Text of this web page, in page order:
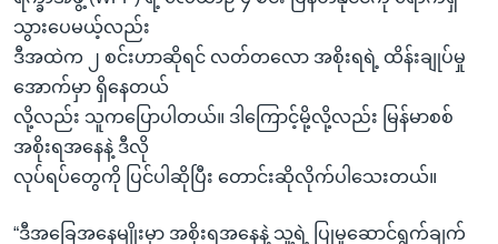
သွားပေမယ့်လည်း
ဒီအထဲက ၂ စင်းဟာဆိုရင် လတ်တလော အစိုးရရဲ့ ထိန်းချုပ်မှု
အောက်မှာ ရှိနေတယ်
လို့လည်း သူကပြောပါတယ်။ ဒါကြောင့်မို့လို့လည်း မြန်မာစစ်
အစိုးရအနေနဲ့ ဒီလို
လုပ်ရပ်တွေကို ပြင်ပါဆိုပြီး တောင်းဆိုလိုက်ပါသေးတယ်။
“ဒီအခြေအနေမျိုးမှာ အစိုးရအနေနဲ့ သူ့ရဲ့ ပြုမူဆောင်ရွက်ချက်